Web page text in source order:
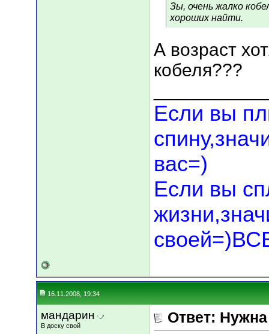
Зы, очень жалко
хороших найти.
А возраст
кобеля???
Если вы
вас=)
Если вы
16.11.2008, 19:34
мандарин
В доску свой Ответ: